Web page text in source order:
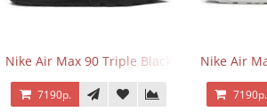
x Air Force 1 Low Eyes
Nike Air Max 90 Triple Black
7190р.
Nike Air
7190р.